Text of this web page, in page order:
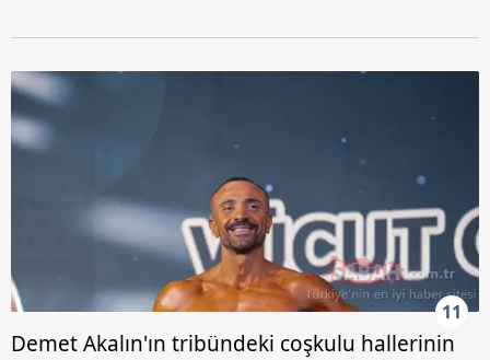
11
Demet Akalın'ın tribündeki coşkulu hallerinin